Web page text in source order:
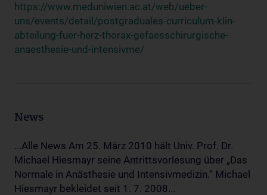
https://www.meduniwien.ac.at/web/ueber-
uns/events/detail/postgraduales-curriculum-klin-
abteilung-fuer-herz-thorax-gefaesschirurgische-
anaesthesie-und-intensivme/
News
...Alle News Am 25. März 2010 hält Univ. Prof. Dr.
Michael Hiesmayr seine Antrittsvorlesung über „Das
Normale in Anästhesie und Intensivmedizin.“ Michael
Hiesmayr bekleidet seit 1. 7. 2008...